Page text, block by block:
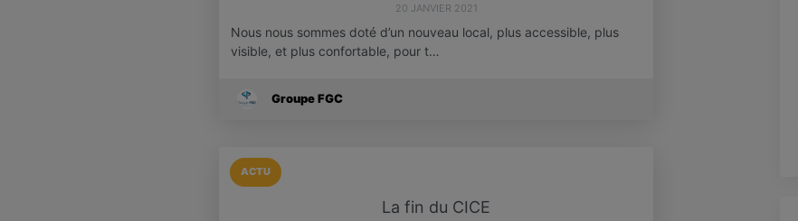
20 JANVIER 2021
Nous nous sommes doté d’un nouveau local, plus accessible, plus
visible, et plus confortable, pour t…
Groupe FGC
ACTU
La fin du CICE